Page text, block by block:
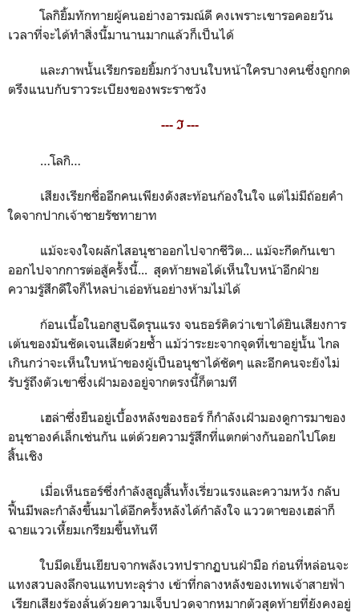
โลกิยิ้มทักทายผู้คนอย่างอารมณ์ดี คงเพราะเขารอคอยวัน
เวลาที่จะได้ทำสิ่งนี้มานานมากแล้วก็เป็นได้
และภาพนั้นเรียกรอยยิ้มกว้างบนใบหน้าใครบางคนซึ่งถูกกด
ตรึงแนบกับราวระเบียงของพระราชวัง
--- ℑ ---
…โลกิ…
เสียงเรียกชื่ออีกคนเพียงดังสะท้อนก้องในใจ แต่ไม่มีถ้อยคำ
ใดจากปากเจ้าชายรัชทายาท
แม้จะจงใจผลักไสอนุชาออกไปจากชีวิต... แม้จะกีดกันเขา
ออกไปจากการต่อสู้ครั้งนี้... สุดท้ายพอได้เห็นใบหน้าอีกฝ่าย
ความรู้สึกดีใจก็ไหลบ่าเอ่อท้นอย่างห้ามไม่ได้
ก้อนเนื้อในอกสูบฉีดรุนแรง จนธอร์คิดว่าเขาได้ยินเสียงการ
เต้นของมันชัดเจนเสียด้วยซ้ำ แม้ว่าระยะจากจุดที่เขาอยู่นั้น ไกล
เกินกว่าจะเห็นใบหน้าของผู้เป็นอนุชาได้ชัดๆ และอีกคนจะยังไม่
รับรู้ถึงตัวเขาซึ่งเฝ้ามองอยู่จากตรงนี้ก็ตามที
เฮล่าซึ่งยืนอยู่เบื้องหลังของธอร์ ก็กำลังเฝ้ามองดูการมาของ
อนุชาองค์เล็กเช่นกัน แต่ด้วยความรู้สึกที่แตกต่างกันออกไปโดย
สิ้นเชิง
เมื่อเห็นธอร์ซึ่งกำลังสูญสิ้นทั้งเรี่ยวแรงและความหวัง กลับ
ฟื้นมีพละกำลังขึ้นมาได้อีกครั้งหลังได้กำลังใจ แววตาของเฮล่าก็
ฉายแววเหี้ยมเกรียมขึ้นทันที
ใบมีดเย็นเยียบจากพลังเวทปรากฏบนฝ่ามือ ก่อนที่หล่อนจะ
แทงสวบลงลึกจนแทบทะลุร่าง เข้าที่กลางหลังของเทพเจ้าสายฟ้า
เรียกเสียงร้องลั่นด้วยความเจ็บปวดจากหมากตัวสุดท้ายที่ยังคงอยู่